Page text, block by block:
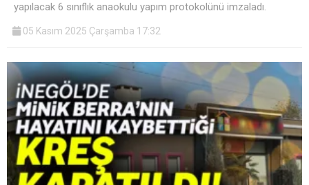
yapılacak 6 sınıflık anaokulu yapım protokolünü imzaladı.
05 Kasım 2025 Çarşamba 17:32